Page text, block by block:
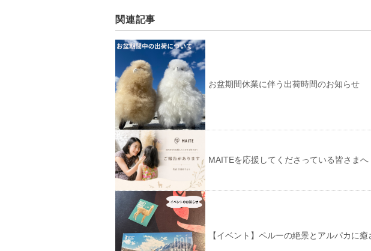
関連記事
お盆期間休業に伴う出荷時間のお知らせ
MAITEを応援してくださっている皆さま
【イベント】ペルーの絶景とアルパカに